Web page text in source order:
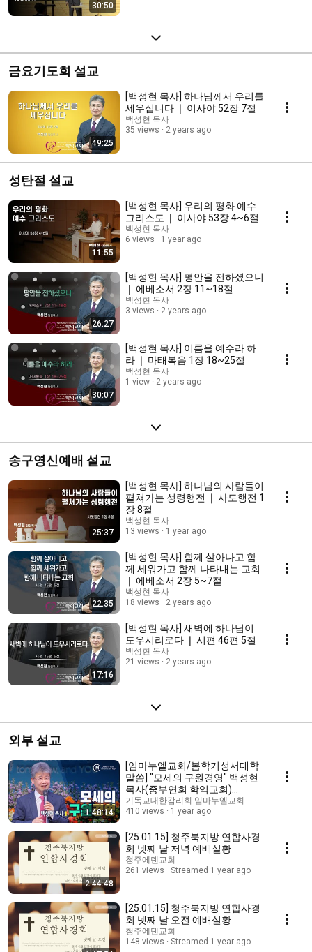
30:50
금요기도회 설교
49:25
[백성현 목사] 하나님께서 우리를
세우십니다 ❘ 이사야 52장 7절
백성현 목사
35 views
2 years ago
성탄절 설교
11:55
[백성현 목사] 우리의 평화 예수
그리스도 ❘ 이사야 53장 4~6절
백성현 목사
6 views
1 year ago
26:27
[백성현 목사] 평안을 전하셨으니
❘ 에베소서 2장 11~18절
백성현 목사
3 views
2 years ago
30:07
[백성현 목사] 이름을 예수라 하
라 ❘ 마태복음 1장 18~25절
백성현 목사
1 view
2 years ago
송구영신예배 설교
25:37
[백성현 목사] 하나님의 사람들이
펼쳐가는 성령행전 ❘ 사도행전 1
장 8절
백성현 목사
13 views
1 year ago
22:35
[백성현 목사] 함께 살아나고 함
께 세워가고 함께 나타내는 교회
❘ 에베소서 2장 5~7절
백성현 목사
18 views
2 years ago
17:16
[백성현 목사] 새벽에 하나님이
도우시리로다 ❘ 시편 46편 5절
백성현 목사
21 views
2 years ago
외부 설교
1:48:14
[임마누엘교회/봄학기성서대학
말씀] "모세의 구원경영" 백성현
목사(중부연회 학익교회)
250312
기독교대한감리회 임마누엘교회
410 views
1 year ago
2:44:48
[25.01.15] 청주북지방 연합사경
회 넷째 날 저녁 예배실황
청주에덴교회
261 views
Streamed 1 year ago
[25.01.15] 청주북지방 연합사경
회 넷째 날 오전 예배실황
청주에덴교회
148 views
Streamed 1 year ago